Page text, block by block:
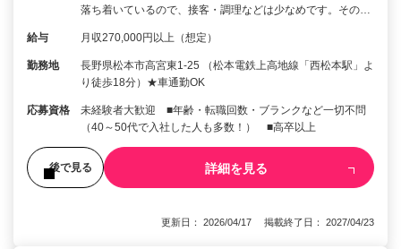
落ち着いているので、接客・調理などは少なめです。その…
給与 月収270,000円以上（想定）
勤務地
長野県松本市高宮東1-25 （松本電鉄上高地線「西松本駅」よ
り徒歩18分）★車通勤OK
応募資格
未経験者大歓迎 ■年齢・転職回数・ブランクなど一切不問
（40～50代で入社した人も多数！） ■高卒以上
後で見る 詳細を見る
更新日： 2026/04/17 掲載終了日： 2027/04/23